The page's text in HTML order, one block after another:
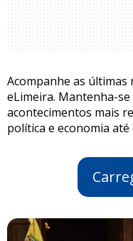
Acompanhe as
eLimeira. Mantenha-
acontecimentos mais
política e economia